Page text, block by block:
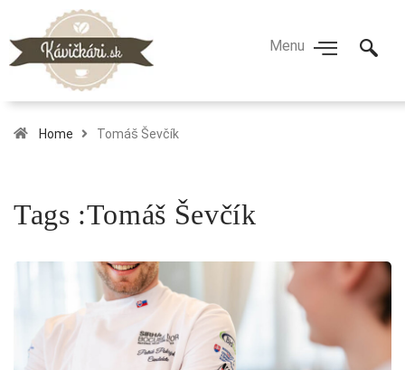
Home Tomáš Ševčík
Tags :Tomáš Ševčík